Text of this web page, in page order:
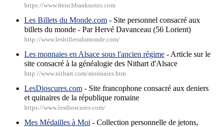
https://www.frenchbanknotes.com
Les Billets du Monde.com- Site personnel consacré aux
billets du monde - Par Hervé Davanceau (56 Lorient)
http://www.lesbilletsdumonde.com/
Les monnaies en Alsace sous l'ancien régime- Article sur le
site consacré à la généalogie des Nithart d'Alsace
http://www.nithart.com/monnaies.htm
LesDioscures.com- Site francophone consacré aux deniers
et quinaires de la république romaine
https://www.lesdioscures.com/
Mes Médailles à Moi - Collection personnelle de jetons,